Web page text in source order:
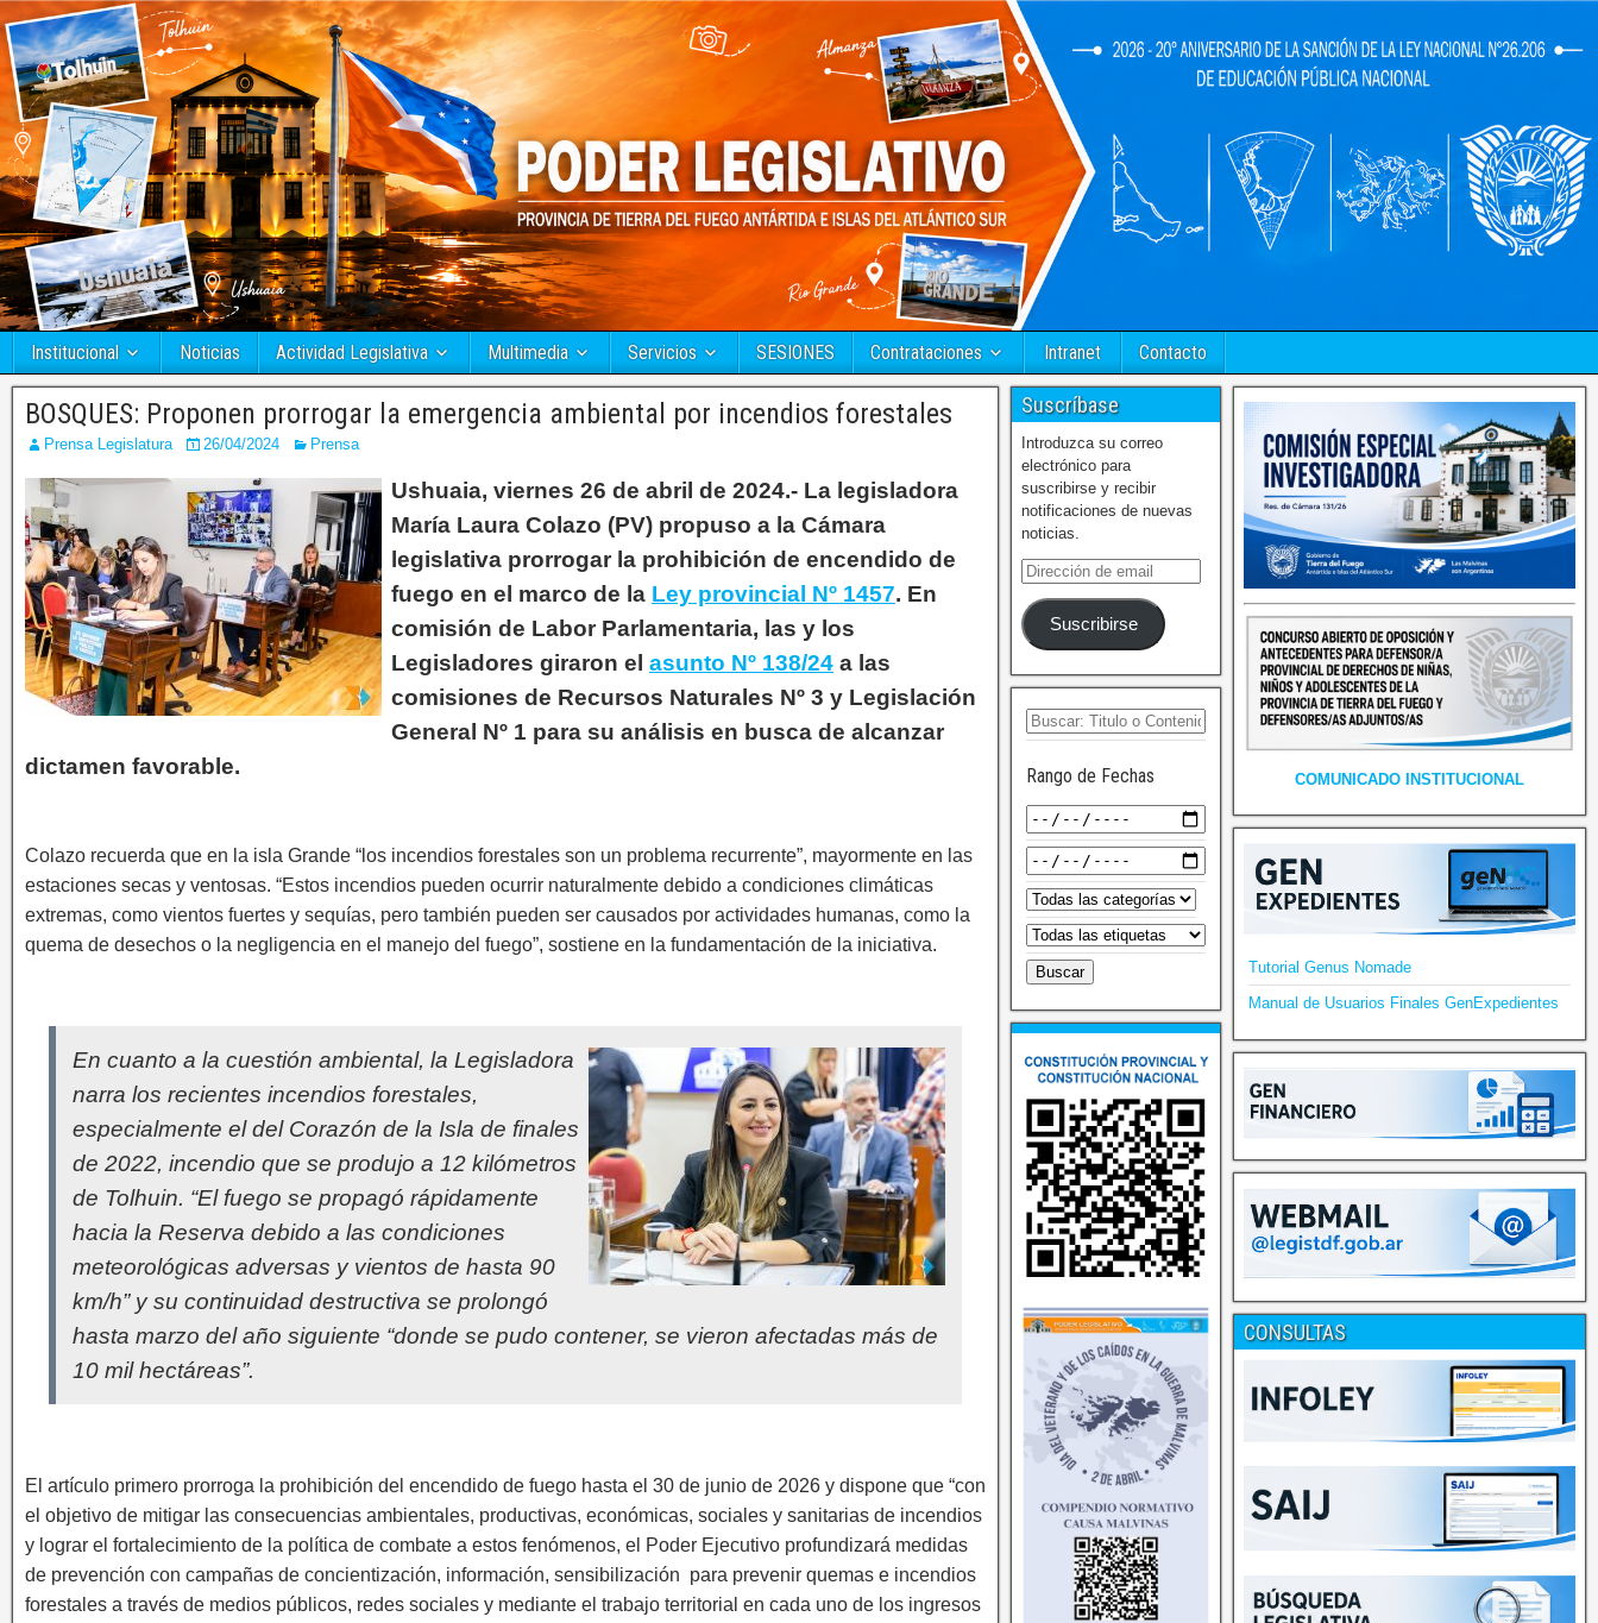
Institucional Noticias Actividad Legislativa Multimedia Servicios SESIONES Contrataciones Intranet Contacto
BOSQUES: Proponen prorrogar la emergencia ambiental por incendios forestales
Prensa Legislatura 26/04/2024 Prensa
Ushuaia, viernes 26 de abril de 2024.- La legisladora
María Laura Colazo (PV) propuso a la Cámara
legislativa prorrogar la prohibición de encendido de
fuego en el marco de la Ley provincial Nº 1457. En
comisión de Labor Parlamentaria, las y los
Legisladores giraron el asunto Nº 138/24 a las
comisiones de Recursos Naturales Nº 3 y Legislación
General Nº 1 para su análisis en busca de alcanzar
dictamen favorable.
Colazo recuerda que en la isla Grande “los incendios forestales son un problema recurrente”, mayormente en las
estaciones secas y ventosas. “Estos incendios pueden ocurrir naturalmente debido a condiciones climáticas
extremas, como vientos fuertes y sequías, pero también pueden ser causados por actividades humanas, como la
quema de desechos o la negligencia en el manejo del fuego”, sostiene en la fundamentación de la iniciativa.
En cuanto a la cuestión ambiental, la Legisladora
narra los recientes incendios forestales,
especialmente el del Corazón de la Isla de finales
de 2022, incendio que se produjo a 12 kilómetros
de Tolhuin. “El fuego se propagó rápidamente
hacia la Reserva debido a las condiciones
meteorológicas adversas y vientos de hasta 90
km/h” y su continuidad destructiva se prolongó
hasta marzo del año siguiente “donde se pudo contener, se vieron afectadas más de
10 mil hectáreas”.
El artículo primero prorroga la prohibición del encendido de fuego hasta el 30 de junio de 2026 y dispone que “con
el objetivo de mitigar las consecuencias ambientales, productivas, económicas, sociales y sanitarias de incendios
y lograr el fortalecimiento de la política de combate a estos fenómenos, el Poder Ejecutivo profundizará medidas
de prevención con campañas de concientización, información, sensibilización para prevenir quemas e incendios
forestales a través de medios públicos, redes sociales y mediante el trabajo territorial en cada uno de los ingresos
Suscríbase
Introduzca su correo
electrónico para
suscribirse y recibir
notificaciones de nuevas
noticias.
Suscribirse
Rango de Fechas COMUNICADO INSTITUCIONAL
Tutorial Genus Nomade
Manual de Usuarios Finales GenExpedientes
CONSULTAS